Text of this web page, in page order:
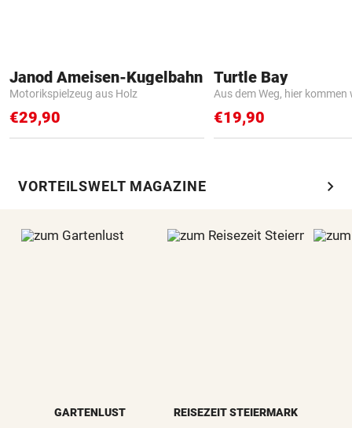
Janod Ameisen-Kugelbahn
Motorikspielzeug aus Holz
€29,90
Turtle Bay
Aus dem Weg, hier kommen
€19,90
VORTEILSWELT MAGAZINE chevron_right
GARTENLUST REISEZEIT STEIERMARK